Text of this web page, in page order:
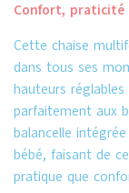
Confort,
Cette chaise
dans tous ses
hauteurs
parfaitement aux
balancelle
bébé, faisant de
pratique que